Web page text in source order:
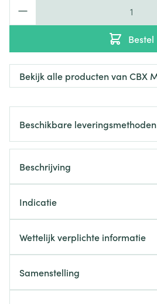
Bestel
Bekijk alle producten van CBX
Beschikbare leveringsmethoden
Beschrijving
Indicatie
Wettelijk verplichte informatie
Samenstelling